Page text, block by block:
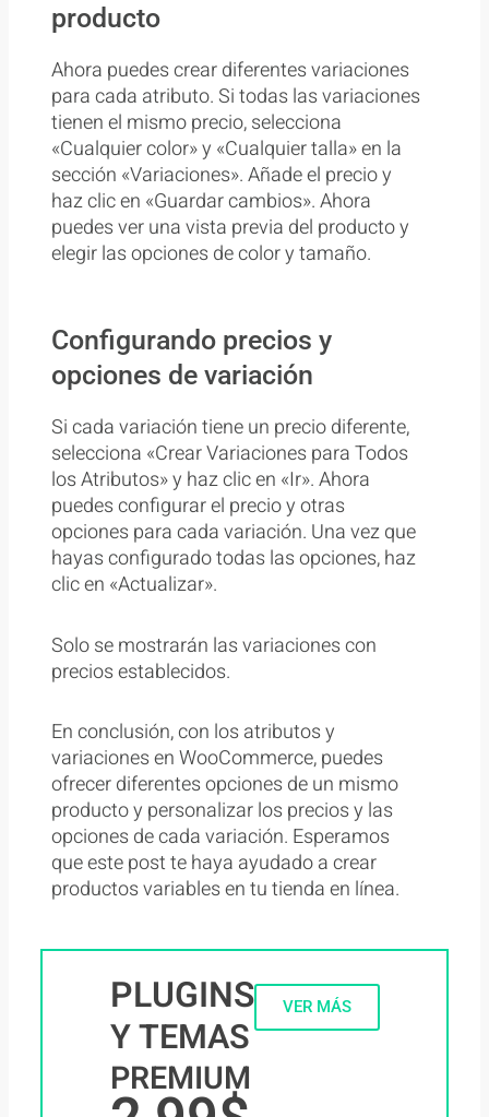
producto
Ahora puedes crear diferentes variaciones
para cada atributo. Si todas las variaciones
tienen el mismo precio, selecciona
«Cualquier color» y «Cualquier talla» en la
sección «Variaciones». Añade el precio y
haz clic en «Guardar cambios». Ahora
puedes ver una vista previa del producto y
elegir las opciones de color y tamaño.
Configurando precios y
opciones de variación
Si cada variación tiene un precio diferente,
selecciona «Crear Variaciones para Todos
los Atributos» y haz clic en «Ir». Ahora
puedes configurar el precio y otras
opciones para cada variación. Una vez que
hayas configurado todas las opciones, haz
clic en «Actualizar».
Solo se mostrarán las variaciones con
precios establecidos.
En conclusión, con los atributos y
variaciones en WooCommerce, puedes
ofrecer diferentes opciones de un mismo
producto y personalizar los precios y las
opciones de cada variación. Esperamos
que este post te haya ayudado a crear
productos variables en tu tienda en línea.
PLUGINS
Y TEMAS
PREMIUM
VER MÁS